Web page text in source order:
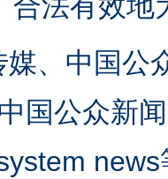
媒、中国公
国公众新